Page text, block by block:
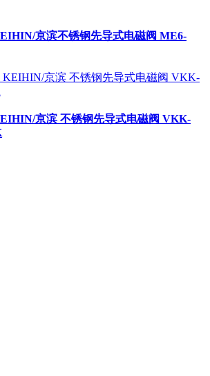
京滨不锈钢先导式电磁阀 ME6-
京滨 不锈钢先导式电磁阀 VKK-